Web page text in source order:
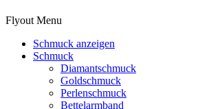
Flyout Menu
Schmuck anzeigen
Schmuck
Diamantschmuck
Goldschmuck
Perlenschmuck
Bettelarmband